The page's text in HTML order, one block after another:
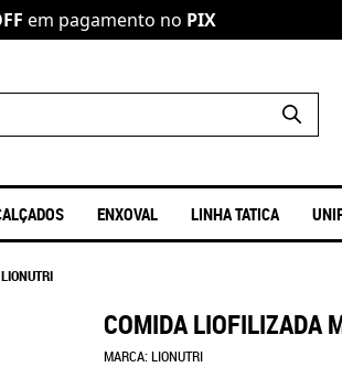
em pagamento no PIX
ENXOVAL LINHA TATICA
COMIDA LIOFILIZADA
MARCA:LIONUTRI